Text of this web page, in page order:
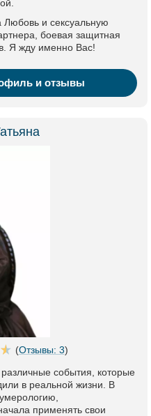
и сексуальную
боевая защитная
Я жду именно Вас!
и отзывы
(Отзывы: 3)
события, которые
в реальной жизни. В
применять свои